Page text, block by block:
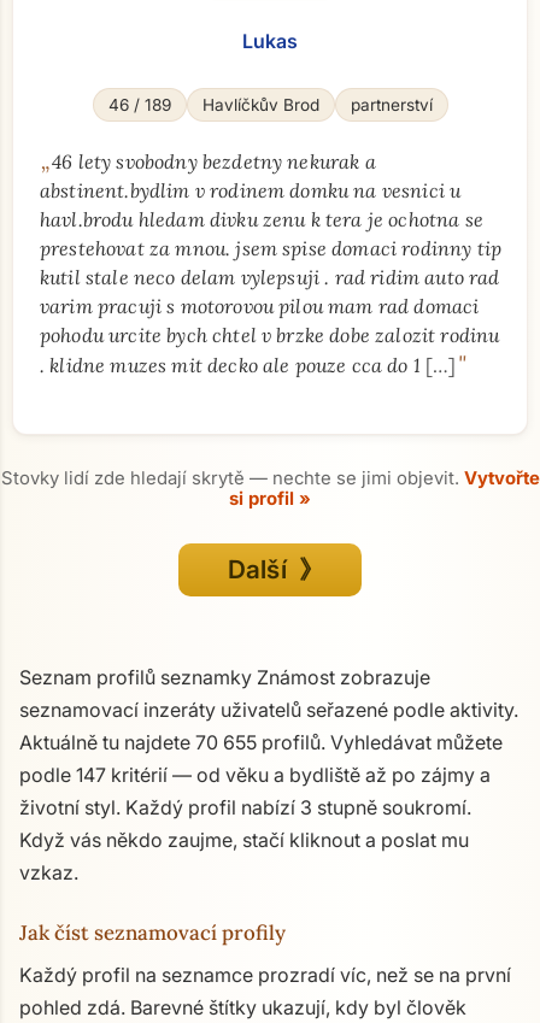
Lukas
46 / 189 Havlíčkův Brod partnerství
„46 lety svobodny bezdetny nekurak a
abstinent.bydlim v rodinem domku na vesnici u
havl.brodu hledam divku zenu k tera je ochotna se
prestehovat za mnou. jsem spise domaci rodinny tip
kutil stale neco delam vylepsuji . rad ridim auto rad
varim pracuji s motorovou pilou mam rad domaci
pohodu urcite bych chtel v brzke dobe zalozit rodinu
. klidne muzes mit decko ale pouze cca do 1 […] "
Stovky lidí zde hledají skrytě — nechte se jimi objevit. Vytvořte
si profil »
Další 》
Seznam profilů seznamky Známost zobrazuje
seznamovací inzeráty uživatelů seřazené podle aktivity.
Aktuálně tu najdete 70 655 profilů. Vyhledávat můžete
podle 147 kritérií — od věku a bydliště až po zájmy a
životní styl. Každý profil nabízí 3 stupně soukromí.
Když vás někdo zaujme, stačí kliknout a poslat mu
vzkaz.
Jak číst seznamovací profily
Každý profil na seznamce prozradí víc, než se na první
pohled zdá. Barevné štítky ukazují, kdy byl člověk